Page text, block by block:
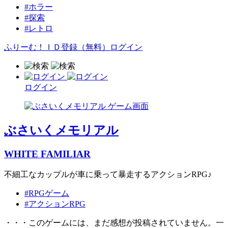
#ホラー
#探索
#レトロ
ふりーむ！ＩＤ登録（無料） ログイン
ログイン
ぶさいくメモリアル
WHITE FAMILIAR
不細工なカップルが車に乗って暴走するアクションRPG♪
#RPGゲーム
#アクションRPG
・・・このゲームには、まだ感想が投稿されていません。一